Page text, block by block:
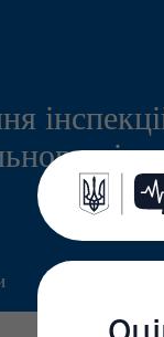
Інформація